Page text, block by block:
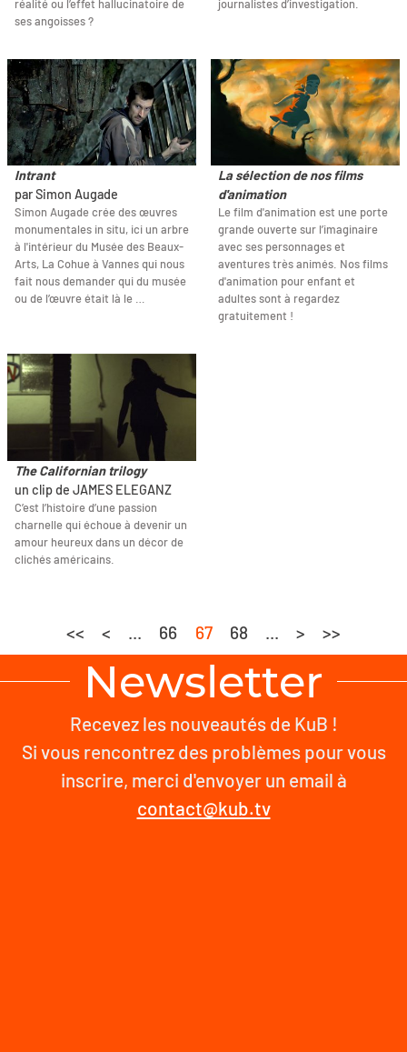
réalité ou l’effet hallucinatoire de
ses angoisses ?
journalistes d’investigation.
Intrant
par Simon Augade
Simon Augade crée des œuvres
monumentales in situ, ici un arbre
à l'intérieur du Musée des Beaux-
Arts, La Cohue à Vannes qui nous
fait nous demander qui du musée
ou de l’œuvre était là le …
La sélection de nos films
d'animation
Le film d'animation est une porte
grande ouverte sur l’imaginaire
avec ses personnages et
aventures très animés. Nos films
d'animation pour enfant et
adultes sont à regardez
gratuitement !
The Californian trilogy
un clip de JAMES ELEGANZ
C’est l’histoire d’une passion
charnelle qui échoue à devenir un
amour heureux dans un décor de
clichés américains.
<< < ... 66 67 68 ... > >>
Newsletter
Recevez les nouveautés de KuB !
Si vous rencontrez des problèmes pour vous
inscrire, merci d'envoyer un email à
contact@kub.tv